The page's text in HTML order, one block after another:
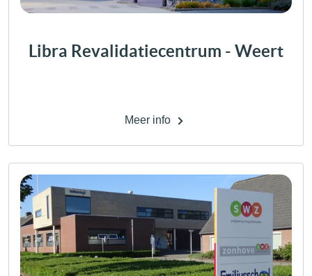
Libra Revalidatiecentrum - Weert
Meer info